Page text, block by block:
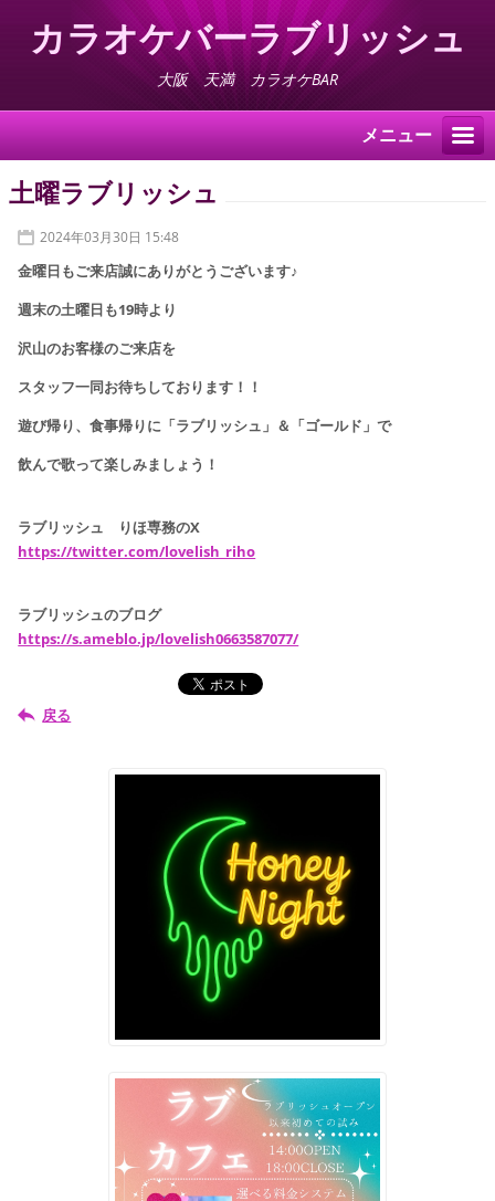
カラオケバーラブリッシュ
大阪 天満 カラオケBAR
メニュー
土曜ラブリッシュ
2024年03月30日 15:48
金曜日もご来店誠にありがとうございます♪
週末の土曜日も19時より
沢山のお客様のご来店を
スタッフ一同お待ちしております！！
遊び帰り、食事帰りに 「ラブリッシュ」＆「ゴールド」で
飲んで歌って楽しみましょう！
ラブリッシュ りほ専務のX
https://twitter.com/lovelish_riho
ラブリッシュのブログ
https://s.ameblo.jp/lovelish0663587077/
戻る